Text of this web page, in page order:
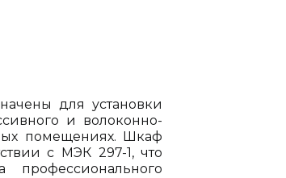
для установки
и волоконно-
помещениях. Шкаф
с МЭК 297-1, что